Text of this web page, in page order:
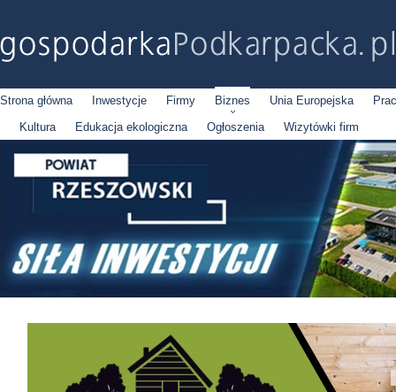
Strona główna Inwestycje Firmy Biznes Unia Europejska
Kultura
Edukacja ekologiczna Ogłoszenia Wizytówki firm